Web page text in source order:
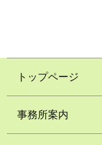
トップページ
事務所案内